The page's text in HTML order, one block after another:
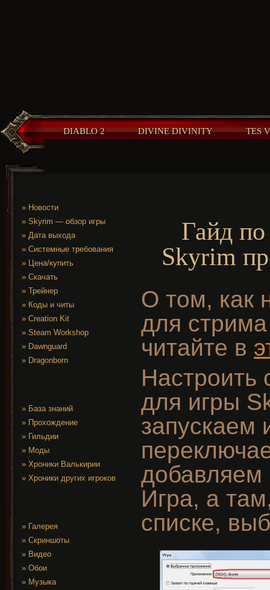
DIABLO 2 DIVINE DIVINITY TES
» Новости
» Skyrim — обзор игры
» Дата выхода
» Системные требования
» Цена/купить
» Скачать
» Трейнер
» Коды и читы
» Creation Kit
» Steam Workshop
» Dawnguard
» Dragonborn
» База знаний
» Прохождение
» Гильдии
» Моды
» Хроники Валькирии
» Хроники других игроков
» Галерея
» Скриншоты
» Видео
» Обои
» Музыка
Гайд
Skyrim
О том, как
для
читайте в
Настроить
для игры
запускаем
добавляем
Игра, а
списке,